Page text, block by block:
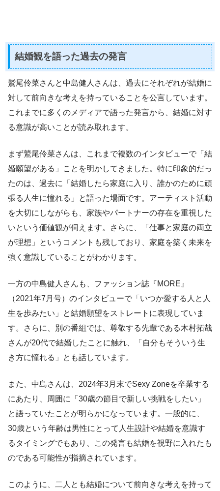
結婚観を語った過去の発言
鷲尾伶菜さんと中島健人さんは、過去にそれぞれが結婚に
対して前向きな考えを持っていることを公言しています。
これまでに多くのメディアで語った発言から、結婚に対す
る意識が高いことが読み取れます。
まず鷲尾伶菜さんは、これまで複数のインタビューで「結
婚願望がある」ことを明かしてきました。特に印象的だっ
たのは、過去に「結婚したら家庭に入り、誰かのために頑
張る人生に憧れる」と語った場面です。アーティスト活動
を大切にしながらも、家族やパートナーの存在を重視した
いという価値観が伺えます。さらに、「仕事と家庭の両立
が理想」というコメントも残しており、家庭を築く未来を
強く意識していることがわかります。
一方の中島健人さんも、ファッション誌『MORE』
（2021年7月号）のインタビューで「いつか愛する人と人
生を歩みたい」と結婚願望をストレートに表現していま
す。さらに、別の番組では、尊敬する先輩である木村拓哉
さんが20代で結婚したことに触れ、「自分もそういう生
き方に憧れる」とも話しています。
また、中島さんは、2024年3月末でSexy Zoneを卒業する
にあたり、周囲に「30歳の節目で新しい挑戦をしたい」
と語っていたことが明らかになっています。一般的に、
30歳という年齢は男性にとって人生設計や結婚を意識す
るタイミングでもあり、この発言も結婚を視野に入れたも
のである可能性が指摘されています。
このように、二人とも結婚について前向きな考えを持って